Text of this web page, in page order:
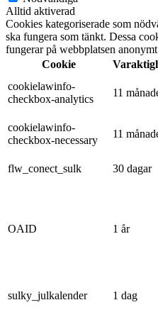
Alltid aktiverad
Cookies kategoriserade som
ska fungera som tänkt. Dessa
fungerar på webbplatsen
Cookie
cookielawinfo-
checkbox-analytics
11
cookielawinfo-
checkbox-necessary
11
flw_conect_sulk
30 dagar
OAID 1 år
sulky_julkalender 1 dag